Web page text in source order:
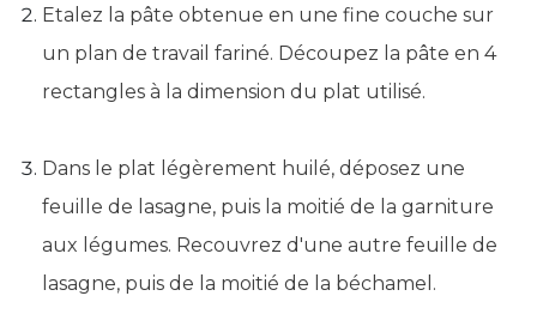
Etalez la pâte obtenue en une fine couche sur
un plan de travail fariné. Découpez la pâte en 4
rectangles à la dimension du plat utilisé.
Dans le plat légèrement huilé, déposez une
feuille de lasagne, puis la moitié de la garniture
aux légumes. Recouvrez d'une autre feuille de
lasagne, puis de la moitié de la béchamel.